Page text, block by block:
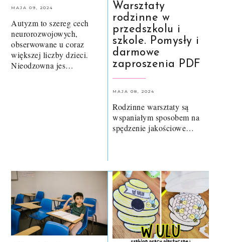
MAJA 09, 2024
Autyzm to szereg cech
neurorozwojowych,
obserwowane u coraz
większej liczby dzieci.
Nieodzowna jes…
Warsztaty
rodzinne w
przedszkolu i
szkole. Pomysły i
darmowe
zaproszenia PDF
MAJA 08, 2024
Rodzinne warsztaty są
wspaniałym sposobem na
spędzenie jakościowe…